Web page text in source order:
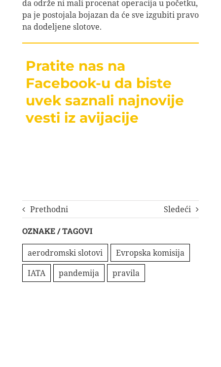
da održe ni mali procenat operacija u početku,
pa je postojala bojazan da će sve izgubiti pravo
na dodeljene slotove.
Pratite nas na
Facebook-u da biste
uvek saznali najnovije
vesti iz avijacije
Prethodni Sledeći
OZNAKE / TAGOVI
aerodromski slotovi
Evropska komisija
IATA
pandemija pravila